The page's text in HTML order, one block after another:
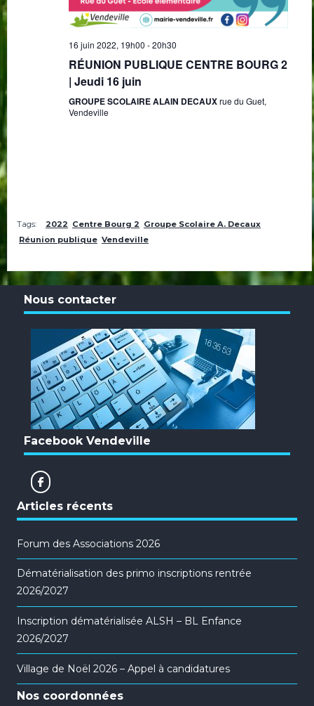
16 juin 2022, 19h00 -20h30
RÉUNION PUBLIQUE CENTRE BOURG 2
| Jeudi 16 juin
GROUPE SCOLAIRE ALAIN DECAUXrue du Guet,
Vendeville
Tags: 2022 Centre Bourg 2 Groupe Scolaire A. Decaux
Réunion publique Vendeville
Nous contacter
Facebook Vendeville
Articles récents
Forum des Associations 2026
Dématérialisation des primo inscriptions rentrée
2026/2027
Inscription dématérialisée ALSH – BL Enfance
2026/2027
Village de Noël 2026 – Appel à candidatures
Nos coordonnées